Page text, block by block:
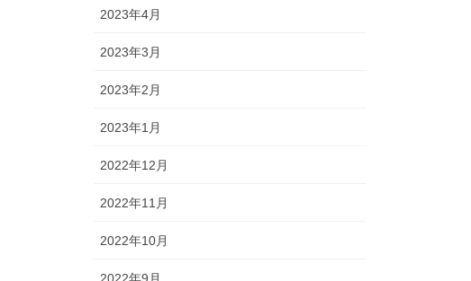
2023年4月
2023年3月
2023年2月
2023年1月
2022年12月
2022年11月
2022年10月